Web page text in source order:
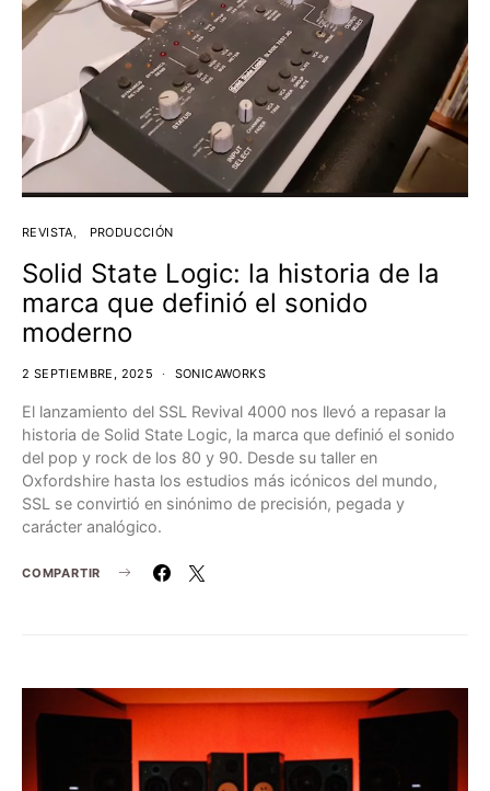
REVISTA PRODUCCIÓN
Solid State Logic: la historia de la
marca que definió el sonido
moderno
2 SEPTIEMBRE, 2025 SONICAWORKS
El lanzamiento del SSL Revival 4000 nos llevó a repasar la
historia de Solid State Logic, la marca que definió el sonido
del pop y rock de los 80 y 90. Desde su taller en
Oxfordshire hasta los estudios más icónicos del mundo,
SSL se convirtió en sinónimo de precisión, pegada y
carácter analógico.
COMPARTIR